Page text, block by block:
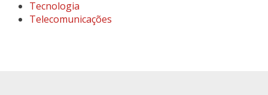
Tecnologia
Telecomunicações